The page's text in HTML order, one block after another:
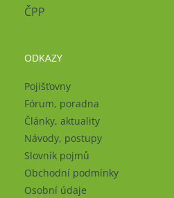
ČPP
ODKAZY
Pojišťovny
Fórum, poradna
Články, aktuality
Návody, postupy
Slovník pojmů
Obchodní podmínky
Osobní údaje